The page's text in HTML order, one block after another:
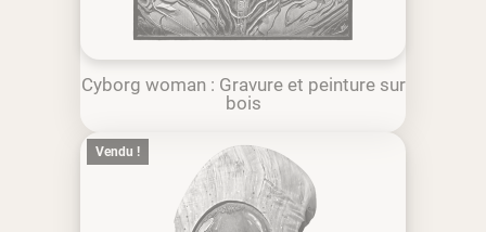
Cyborg woman : Gravure et peinture sur
bois
Vendu !